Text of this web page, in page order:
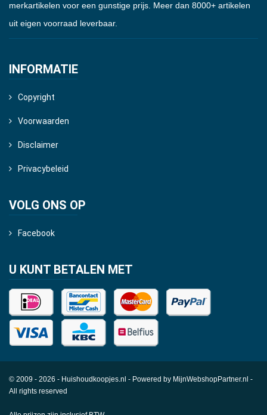
merkartikelen voor een gunstige prijs. Meer dan 8000+ artikelen
uit eigen voorraad leverbaar.
INFORMATIE
Copyright
Voorwaarden
Disclaimer
Privacybeleid
VOLG ONS OP
Facebook
U KUNT BETALEN MET
© 2009 - 2026 - Huishoudkoopjes.nl - Powered by MijnWebshopPartner.nl -
All rights reserved